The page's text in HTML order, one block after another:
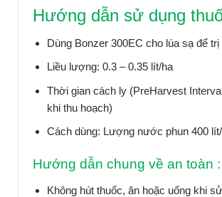
Hướng dẫn sử dụng
Dùng Bonzer 300EC cho lúa sạ để
Liều lượng: 0.3 – 0.35 lít/ha
Thời gian cách ly (PreHarvest
khi thu hoạch)
Cách dùng: Lượng nước phun 400
Hướng dẫn chung về an toàn :
Không hút thuốc, ăn hoặc uống khi